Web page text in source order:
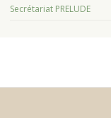
Secrétariat PRELUDE